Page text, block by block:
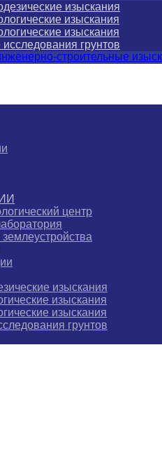
изыскания
изыскания
изыскания
грунтов
центр
изыскания
изыскания
изыскания
грунтов